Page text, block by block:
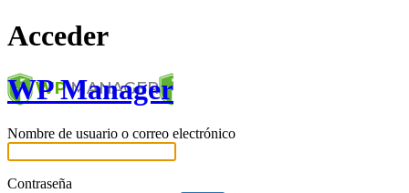
Acceder
WP Manager
Nombre de usuario o correo electrónico
Contraseña